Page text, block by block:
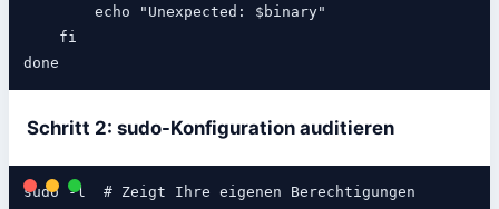
        echo "Unexpected: $binary"
    fi
done
Schritt 2: sudo-Konfiguration auditieren
sudo -l  # Zeigt Ihre eigenen Berechtigungen